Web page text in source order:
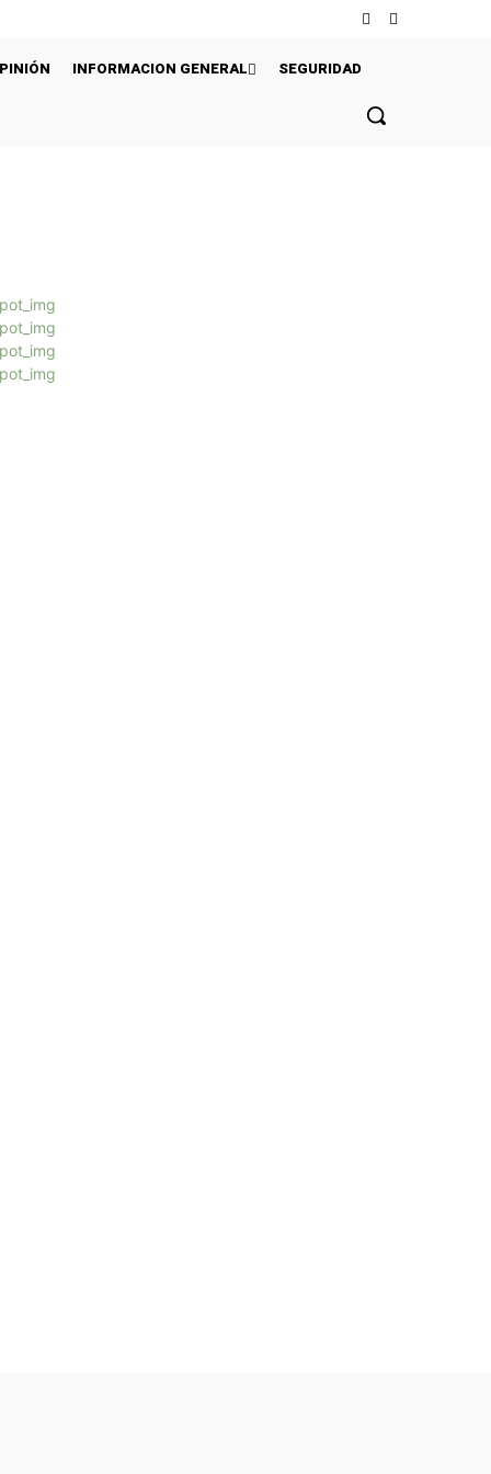
INFORMACION GENERAL SEGURIDAD